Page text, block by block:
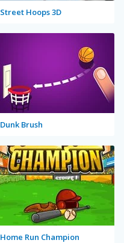
Street Hoops 3D
Dunk Brush
Home Run Champion